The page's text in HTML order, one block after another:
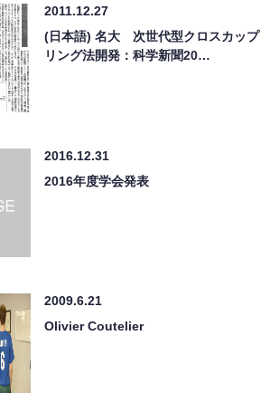
2011.12.27
(日本語) 名大 次世代型クロスカップ
リング法開発：科学新聞20…
2016.12.31
2016年度学会発表
2009.6.21
Olivier Coutelier